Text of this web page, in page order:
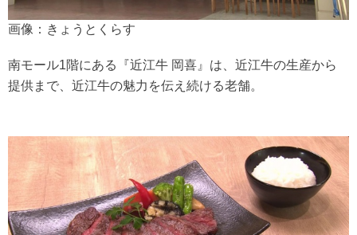
画像：きょうとくらす
南モール1階にある『近江牛 岡喜』は、近江牛の生産から
提供まで、近江牛の魅力を伝え続ける老舗。